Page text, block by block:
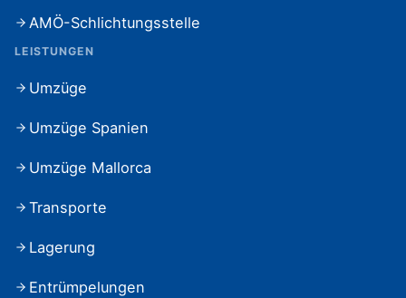
AMÖ-Schlichtungsstelle
LEISTUNGEN
Umzüge
Umzüge Spanien
Umzüge Mallorca
Transporte
Lagerung
Entrümpelungen